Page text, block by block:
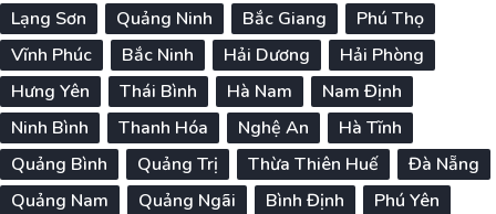
Lạng Sơn
Quảng Ninh Bắc Giang
Phú Thọ
Vĩnh Phúc
Bắc Ninh Hải Dương
Hải Phòng
Hưng Yên
Thái Bình Hà Nam
Nam Định
Ninh Bình
Thanh Hóa Nghệ An
Hà Tĩnh
Quảng Bình
Quảng Trị Thừa Thiên Huế
Đà Nẵng
Quảng Nam
Quảng Ngãi Bình Định
Phú Yên